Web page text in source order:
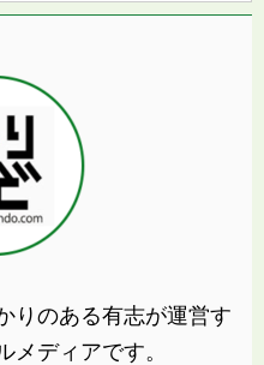
りのある有志が運営す
メディアです。